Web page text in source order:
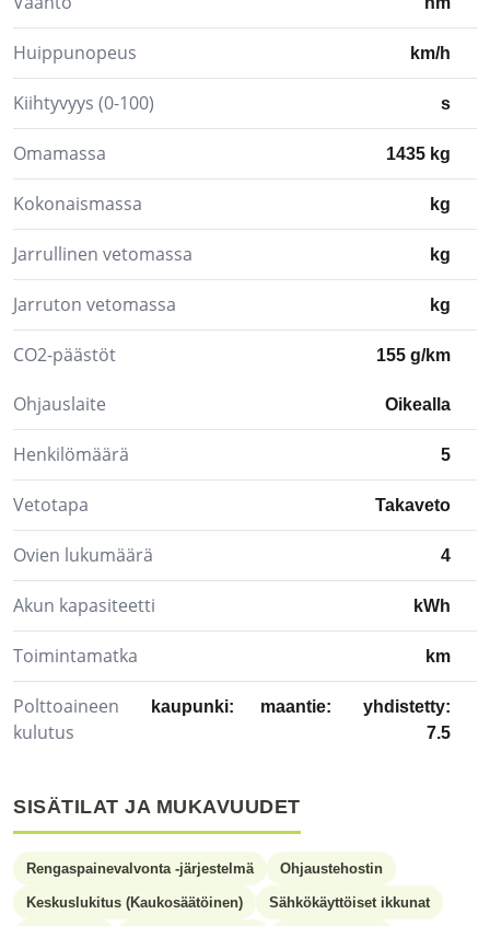
Huippunopeus km/h
Kiihtyvyys (0-100) s
Omamassa 1435 kg
Kokonaismassa kg
Jarrullinen vetomassa kg
Jarruton vetomassa kg
CO2-päästöt 155 g/km
Ohjauslaite Oikealla
Henkilömäärä 5
Vetotapa Takaveto
Ovien lukumäärä 4
Akun kapasiteetti kWh
Toimintamatka km
Polttoaineen
kulutus
kaupunki: maantie:
yhdistetty:
7.5
SISÄTILAT JA MUKAVUUDET
Rengaspainevalvonta -järjestelmä Ohjaustehostin
Keskuslukitus (Kaukosäätöinen) Sähkökäyttöiset ikkunat